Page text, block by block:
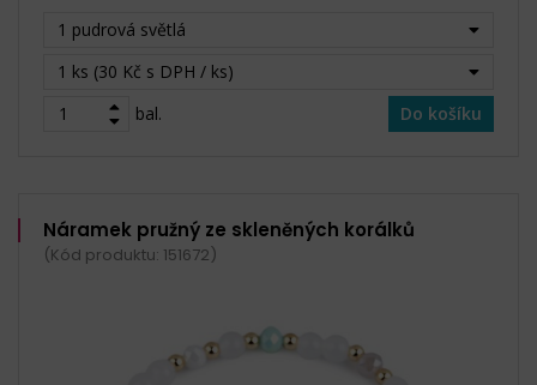
1 pudrová světlá
1 ks (30 Kč s DPH / ks)
bal.
Do košíku
Náramek pružný ze skleněných korálků
(Kód produktu: 151672)